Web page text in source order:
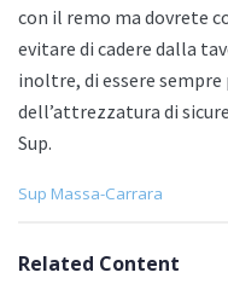
con il remo ma dovrete
evitare di cadere dalla
inoltre, di essere
dell’attrezzatura di
Sup.
C
e
Sup Massa-Carrara
Related Content